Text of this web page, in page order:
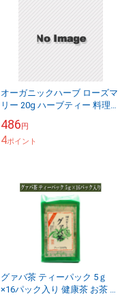
オーガニックハーブ ローズマ
リー 20g ハーブティー 料理
486円
4ポイント
グァバ茶 ティーパック 5ｇ
×16パック入り 健康茶 お茶 ギ